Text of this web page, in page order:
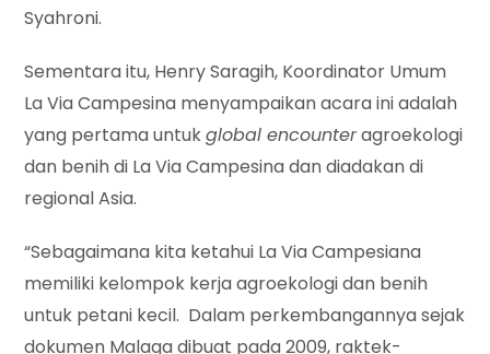
Syahroni.
Sementara itu, Henry Saragih, Koordinator Umum
La Via Campesina menyampaikan acara ini adalah
yang pertama untukglobal encounteragroekologi
dan benih di La Via Campesina dan diadakan di
regional Asia.
“Sebagaimana kita ketahui La Via Campesiana
memiliki kelompok kerja agroekologi dan benih
untuk petani kecil. Dalam perkembangannya sejak
dokumen Malaga dibuat pada 2009, raktek-